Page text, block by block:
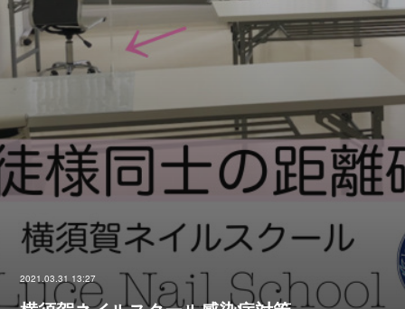
2021.03.31 13:27